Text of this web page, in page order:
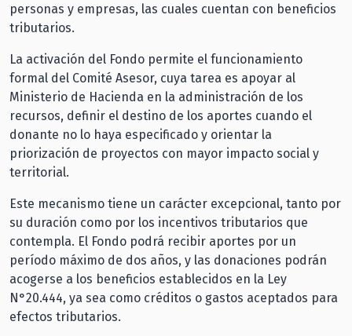
personas y empresas, las cuales cuentan con beneficios
tributarios.
La activación del Fondo permite el funcionamiento
formal del Comité Asesor, cuya tarea es apoyar al
Ministerio de Hacienda en la administración de los
recursos, definir el destino de los aportes cuando el
donante no lo haya especificado y orientar la
priorización de proyectos con mayor impacto social y
territorial.
Este mecanismo tiene un carácter excepcional, tanto por
su duración como por los incentivos tributarios que
contempla. El Fondo podrá recibir aportes por un
período máximo de dos años, y las donaciones podrán
acogerse a los beneficios establecidos en la Ley
N°20.444, ya sea como créditos o gastos aceptados para
efectos tributarios.